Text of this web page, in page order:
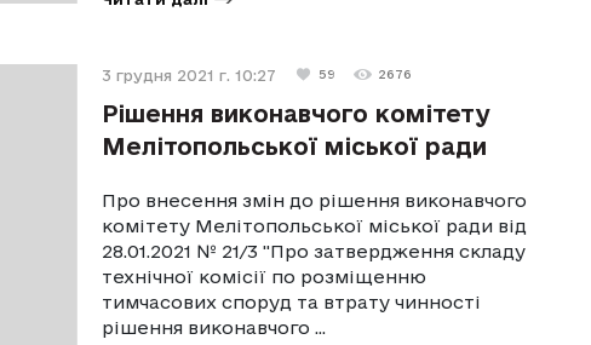
3 грудня 2021 г. 10:27 59 2676
Рішення виконавчого комітету
Мелітопольської міської ради
Про внесення змін до рішення виконавчого
комітету Мелітопольської міської ради від
28.01.2021 № 21/3 "Про затвердження складу
технічної комісії по розміщенню
тимчасових споруд та втрату чинності
рішення виконавчого ...